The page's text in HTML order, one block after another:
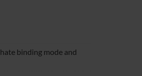
binding mode and